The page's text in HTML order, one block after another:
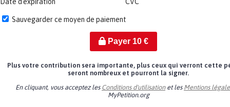
Date d'expiration CVC
Sauvegarder ce moyen de paiement
Payer 10€
Plus votre contribution sera importante, plus ceux qui verront cette
seront nombreux et pourront la signer.
En cliquant, vous acceptez les Conditions d'utilisationet les Mentions
MyPetition.org